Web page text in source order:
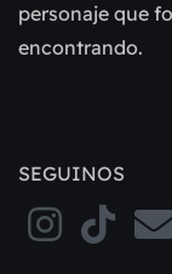
personaje que
encontrando.
SEGUINOS